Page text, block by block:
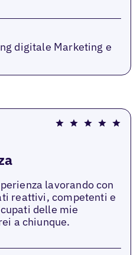
digitale Marketing e
lavorando con
reattivi, competenti e
delle mie
a chiunque.